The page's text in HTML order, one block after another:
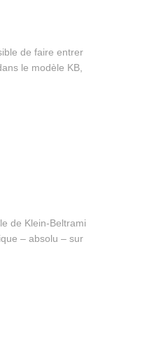
de faire entrer
le modèle KB,
de Klein-Beltrami
– absolu – sur